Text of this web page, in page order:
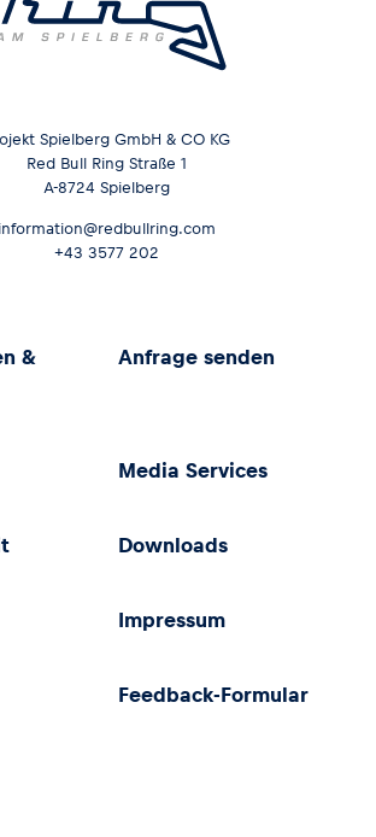
Spielberg GmbH & CO KG
Red Bull Ring Straße 1
A-8724 Spielberg
information@redbullring.com
+43 3577 202
&
Anfrage senden
Media Services
Downloads
Impressum
Feedback-Formular